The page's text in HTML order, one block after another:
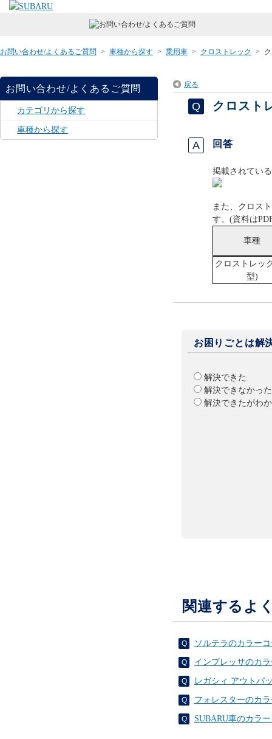
お問い合わせ/よくあるご質問 > 車種から探す > 乗用車 > クロストレック >
お問い合わせ/よくあるご質問
カテゴリから探す
車種から探す
戻る
クロスト
回答
掲載されてい
また、クロス
す。(資料は
車種
クロストレッ
型)
お困りごとは解
解決できた
解決できなかった
解決できたがわ
関連するよ
ソルテラのカラー
インプレッサのカ
レガシィ アウトバ
フォレスターのカ
SUBARU車のカラ